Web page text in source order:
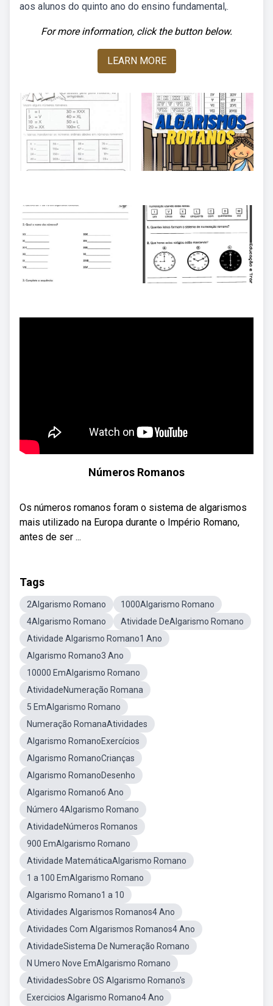
aos alunos do quinto ano do ensino fundamental,.
For more information, click the button below.
LEARN MORE
Números Romanos
Os números romanos foram o sistema de algarismos
mais utilizado na Europa durante o Império Romano,
antes de ser ...
Tags
2Algarismo Romano
1000Algarismo Romano
4Algarismo Romano
Atividade DeAlgarismo Romano
Atividade Algarismo Romano1 Ano
Algarismo Romano3 Ano
10000 EmAlgarismo Romano
AtividadeNumeração Romana
5 EmAlgarismo Romano
Numeração RomanaAtividades
Algarismo RomanoExercícios
Algarismo RomanoCrianças
Algarismo RomanoDesenho
Algarismo Romano6 Ano
Número 4Algarismo Romano
AtividadeNúmeros Romanos
900 EmAlgarismo Romano
Atividade MatemáticaAlgarismo Romano
1 a 100 EmAlgarismo Romano
Algarismo Romano1 a 10
Atividades Algarismos Romanos4 Ano
Atividades Com Algarismos Romanos4 Ano
AtividadeSistema De Numeração Romano
N Umero Nove EmAlgarismo Romano
AtividadesSobre OS Algarismo Romano's
Exercicios Algarismo Romano4 Ano